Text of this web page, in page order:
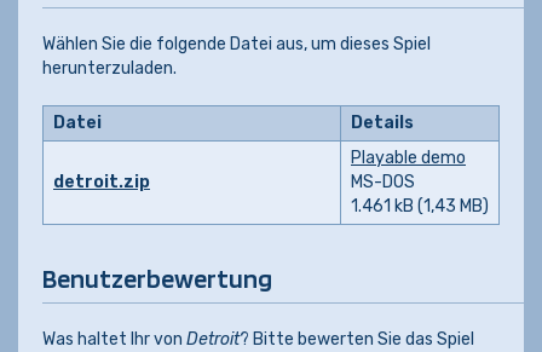
Wählen Sie die folgende Datei aus, um dieses Spiel
herunterzuladen.
Datei Details
detroit.zip
Playable demo
MS-DOS
1.461 kB (1,43 MB)
Benutzerbewertung
Was haltet Ihr von Detroit? Bitte bewerten Sie das Spiel